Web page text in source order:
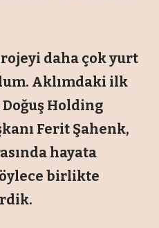
daha çok yurt
Aklımdaki ilk
Holding
Ferit Şahenk,
hayata
birlikte